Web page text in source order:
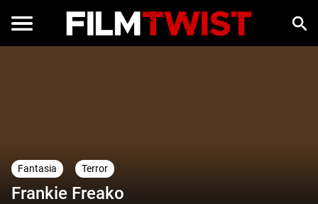
Fantasia Terror
Frankie Freako